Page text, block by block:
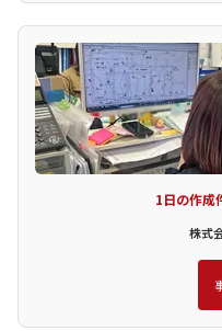
1日の作成
株式